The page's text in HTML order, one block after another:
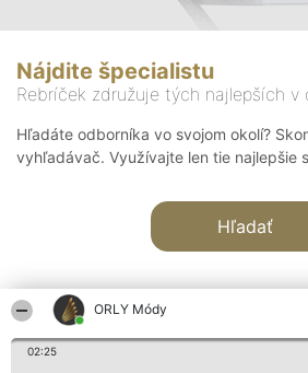
ORLY Módy
02:25
Nájdite špecialistu
Rebríček združuje tých najlepších v
Hľadáte odborníka vo svojom okolí?
vyhľadávač. Využívajte len tie najlepšie
Hľadať